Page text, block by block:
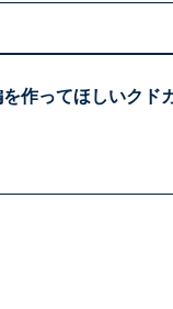
作ってほしいクド